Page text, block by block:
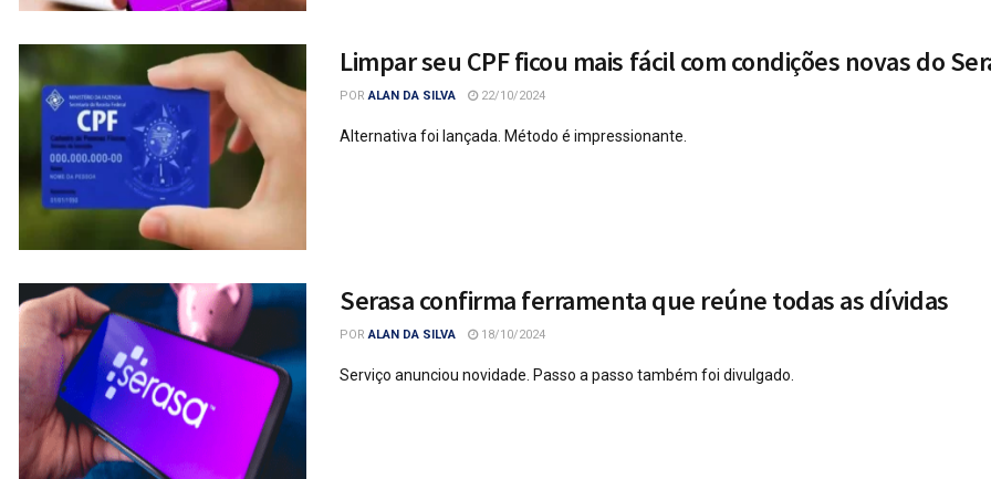
Limpar seu CPF ficou mais fácil com condições novas do
POR ALAN DA SILVA 22/10/2024
Alternativa foi lançada. Método é impressionante.
Serasa confirma ferramenta que reúne todas as dívidas
POR ALAN DA SILVA 18/10/2024
Serviço anunciou novidade. Passo a passo também foi divulgado.